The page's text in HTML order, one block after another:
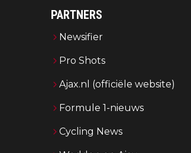
PARTNERS
Newsifier
Pro Shots
Ajax.nl (officiële website)
Formule 1-nieuws
Cycling News